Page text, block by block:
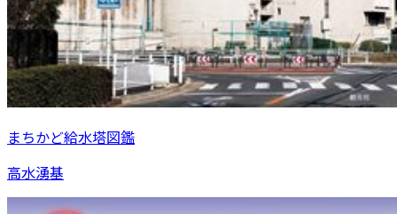
まちかど給水塔図鑑
高水湧基